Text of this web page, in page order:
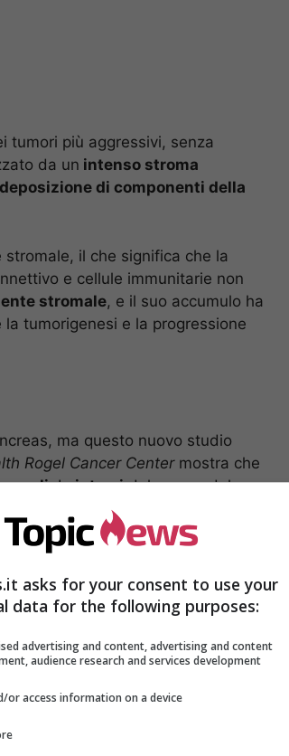
tumori più aggressivi, senza
da un intenso stroma
di componenti della
il che significa che la
e cellule immunitarie non
stromale, e il suo accumulo ha
tumorigenesi e la progressione
ma questo nuovo studio
Rogel Cancer Centermostra che
. Isintomidel cancro del
asks for your consent to use your
data for the following purposes:
advertising and content, advertising and content
audience research and services development
or access information on a device